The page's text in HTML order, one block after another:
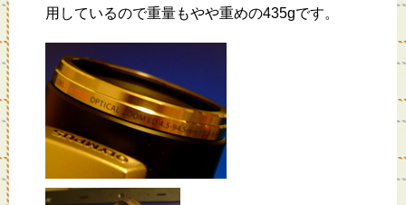
用しているので重量もやや重めの435gです。